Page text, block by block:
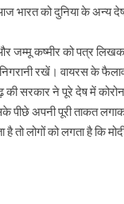
को दुनिया के अन्य देष
जम्मू कष्मीर को पत्र
निगरानी रखें। वायरस के
सरकार ने पूरे देष में
पीछे अपनी पूरी ताकत
लोगों को लगता है कि